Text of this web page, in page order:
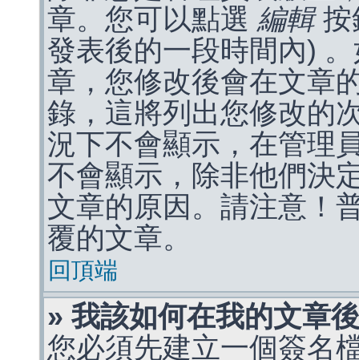
章。您可以點選 編輯按
發表後的一段時間內)
章，您修改後會在文章
錄，這將列出您修改的
況下不會顯示，在管理
不會顯示，除非他們決
文章的原因。請注意！
覆的文章。
回頂端
» 我該如何在我的文章
您必須先建立一個簽名